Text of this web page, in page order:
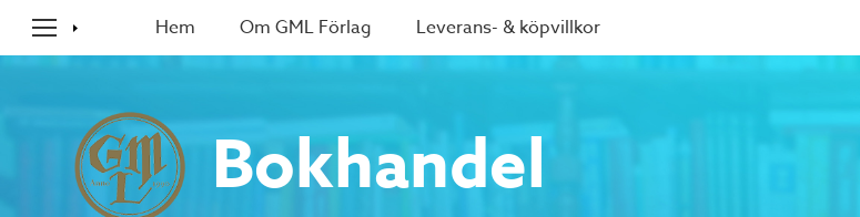
Hem Om GML Förlag Leverans- & köpvillkor
Bokhandel